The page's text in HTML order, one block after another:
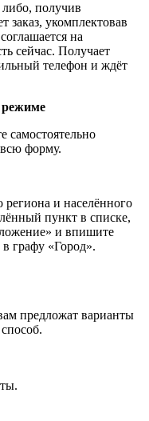
либо, получив
заказ, укомплектовав
на
сейчас. Получает
телефон и ждёт
режиме
самостоятельно
форму.
и населённого
пункт в списке,
и впишите
в графу «Город».
предложат варианты